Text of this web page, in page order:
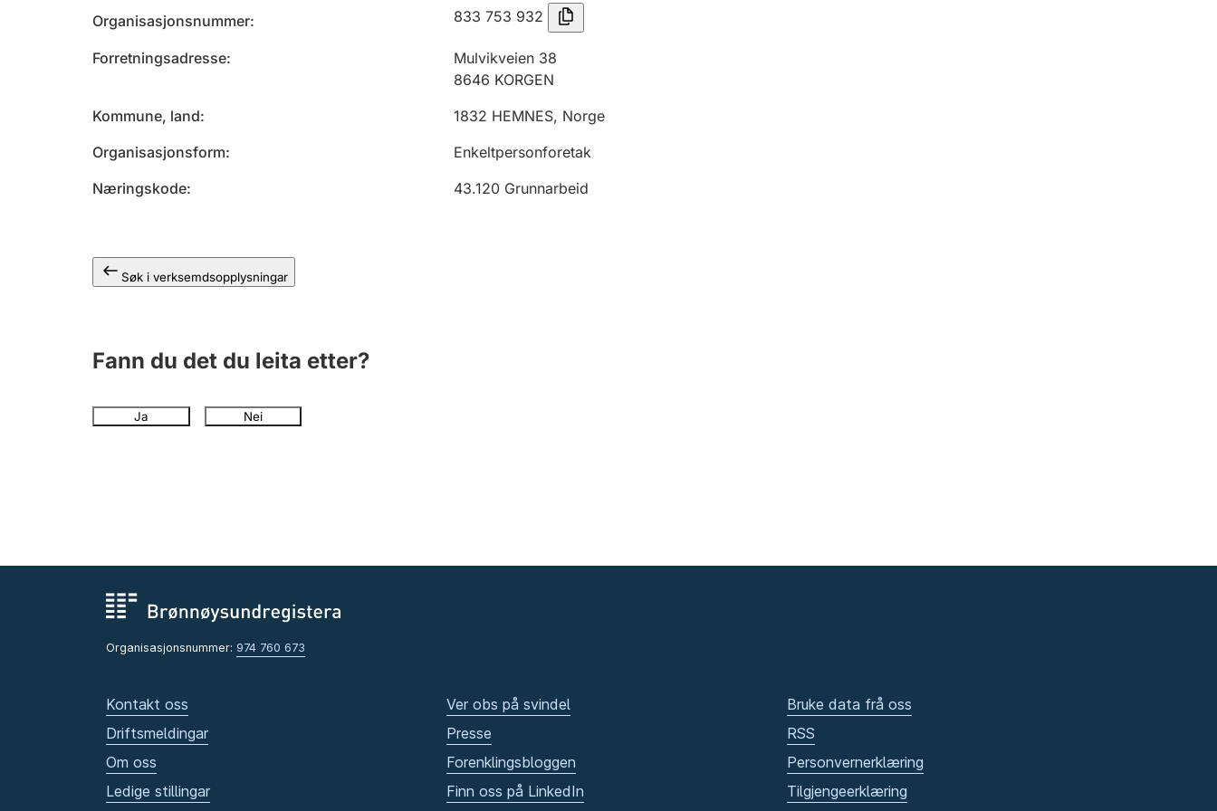
Organisasjonsnummer 833 753 932
Forretningsadresse
Mulvikveien 38
8646 KORGEN
Kommune, land
1832 HEMNES, Norge
Organisasjonsform
Enkeltpersonforetak
Næringskode
43.120 Grunnarbeid
Søk i verksemdsopplysningar
Fann du det du leita etter?
Ja Nei
Organisasjonsnummer: 974 760 673
Kontakt oss
Driftsmeldingar
Om oss
Ledige stillingar
Ver obs på svindel
Presse
Forenklingsbloggen
Finn oss på LinkedIn
Bruke data frå oss
RSS
Personvernerklæring
Tilgjengeerklæring